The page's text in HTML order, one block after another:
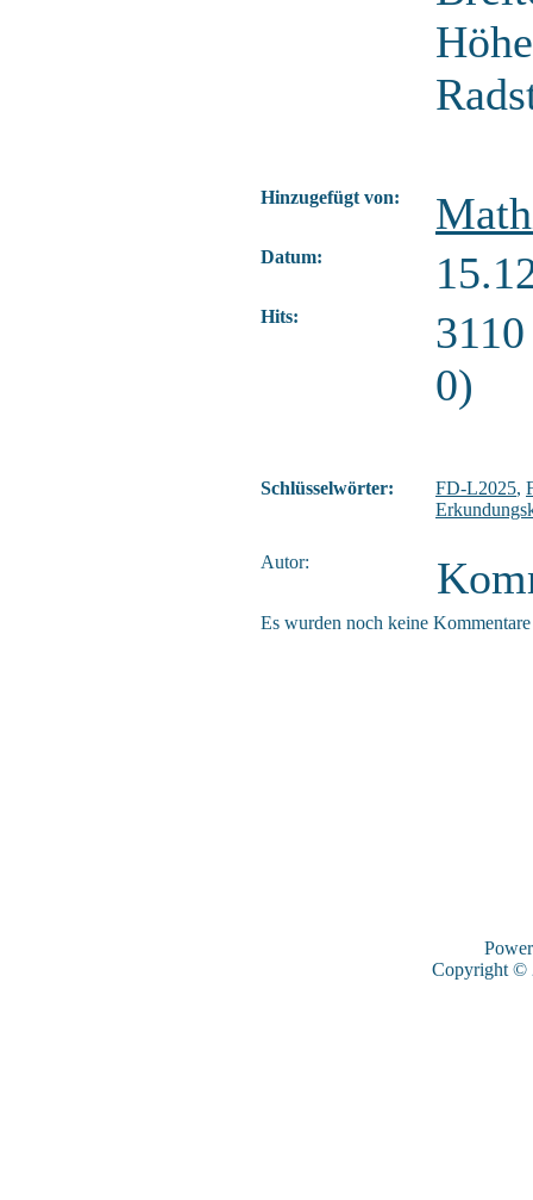
Hinzugefügt von:
Datum:
Hits:
0)
Schlüsselwörter: FD-L2025,
Autor:
Es wurden noch keine Kommentare
Copyright ©